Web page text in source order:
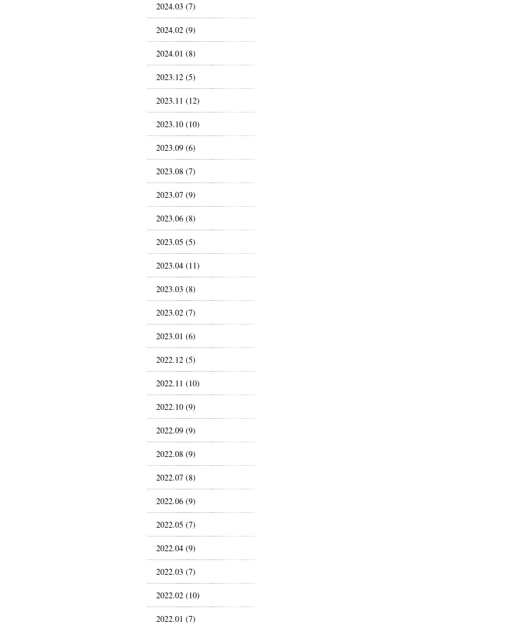
2024.03 (7)
2024.02 (9)
2024.01 (8)
2023.12 (5)
2023.11 (12)
2023.10 (10)
2023.09 (6)
2023.08 (7)
2023.07 (9)
2023.06 (8)
2023.05 (5)
2023.04 (11)
2023.03 (8)
2023.02 (7)
2023.01 (6)
2022.12 (5)
2022.11 (10)
2022.10 (9)
2022.09 (9)
2022.08 (9)
2022.07 (8)
2022.06 (9)
2022.05 (7)
2022.04 (9)
2022.03 (7)
2022.02 (10)
2022.01 (7)